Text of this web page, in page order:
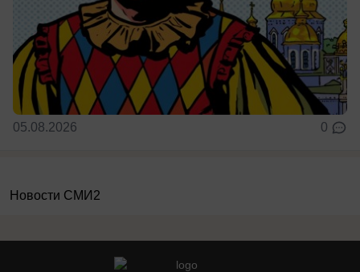
05.08.2026 0
Новости СМИ2